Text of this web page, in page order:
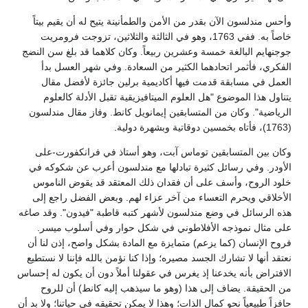
وأحس مندلسون الآن بقدر من الأمن والطمأنينة يتيح له أن يقيم بيتاً
خاصاً به. ففي 1763، وهو في الثالثة والثلاثين، تزوجت فرومريت
جوجنهايم البالغة خمسة وعشرين ربيعاً. وكان كلاهما قد بلغ سن النضج
الفكري، فأثمر اتحادهما الكثير من السعادة. وفي شهر العسل بدأ
العمل في مسابقة قدمت فيها أكاديمية برلين جائزة لأفضل مقال
يتناول هذا الموضوع "هل العلوم الميتافيزيقية تقبل الأدلة كالعلوم
الرياضية". وكان من المتسابقين إيمانويل كانط. وفاز مقال مندلسون
(1763)، فأتاه بخمسين دوقاتية وبشهرة دولية.
وكان بين المتسابقين توماس آبت، وهو أستاذ في فرانكفورت-على
الأودر. وفي رسائل كثيرة تبادلها مع مندلسون أعرب عن شكوكه في
خلود الروح، وأسف على أن فقدان ذلك المعتقد قد يقوض الناموس
الأخلاقي ويحرم التعساء من آخر عزاء لهم. وبعض الفضل راجع إلى
هذه الرسائل في وضع مندلسون لأشهر كتبه قاطبة "فيدون". وقد صاغه
على مثال نموذجه الأفلاطوني في شكل حوار وفي أسلوب ميسر.
فروح الإنسان (كما يزعم) متمايزة مع المادة بشكل واضح، إذن لنا أن
نعتقد أنها لا تشارك الجسد مصيره؛ وإذا كنا نؤمن بالله فإننا لا نستطيع
الافتراض بأنه يخدعنا إذ يغرس في عقولنا أملاً دون أن يكون له إحساس
من الحقيقة. يضاف إلى هذا (وهو ما سيذهب إليه كانط) أن للروح
حافزاً طبيعياً نحو كمال الذات؛ وهذا لا يمكن تحقيقه في حياتنا؛ ولا بد أن